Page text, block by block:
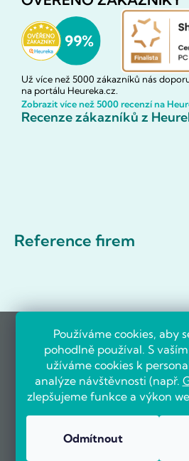
Používáme cookies, aby
pohodlně používal. S
užíváme cookies k
analýze návštěvnosti (např.
zlepšujeme funkce a výkon
Odmítnout
Už více než 5000 zákazníků nás
na portálu Heureka.cz.
Zobrazit více než 5000 recenzí na
Recenze zákazníků z
Reference firem